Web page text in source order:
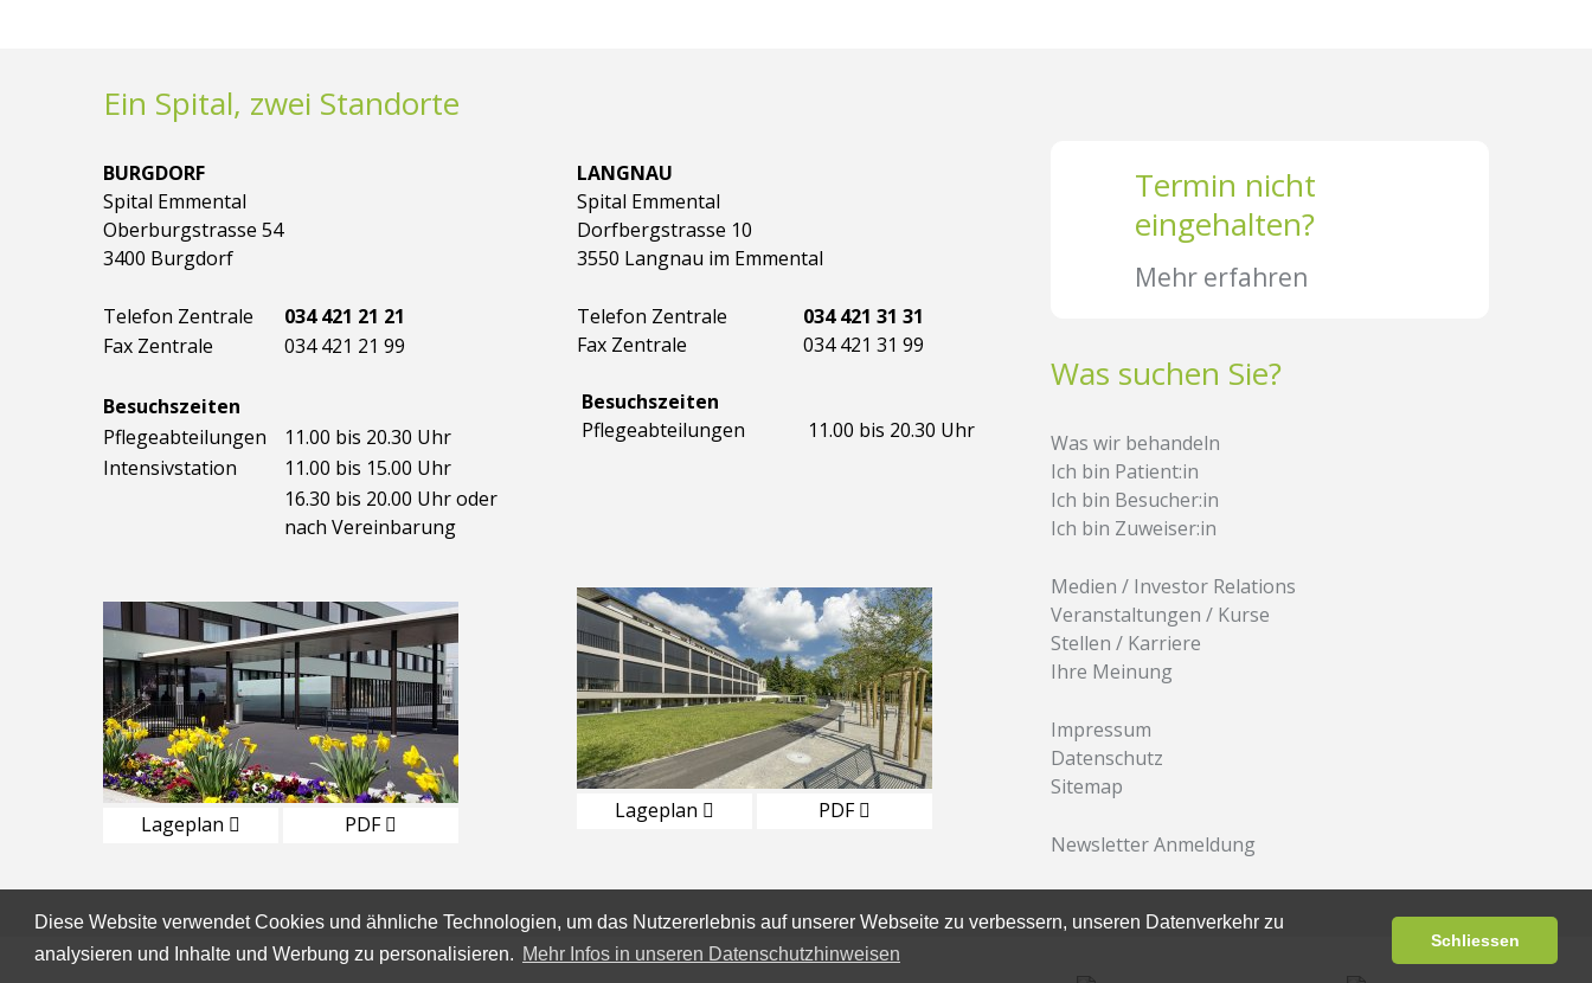
Diese Website verwendet Cookies und ähnliche Technologien, um das Nutzererlebnis auf unserer Webseite zu verbessern, unseren Datenverkehr zu
analysieren und Inhalte und Werbung zu personalisieren. Mehr Infos in unseren Datenschutzhinweisen
Schliessen
Ein Spital, zwei Standorte
BURGDORF
Spital Emmental
Oberburgstrasse 54
3400 Burgdorf
Telefon Zentrale
034 421 21 21
Fax Zentrale
034 421 21 99
Besuchszeiten
Pflegeabteilungen
11.00 bis 20.30 Uhr
Intensivstation
11.00 bis 15.00 Uhr
16.30 bis 20.00 Uhr oder
nach Vereinbarung
Lageplan PDF
LANGNAU
Spital Emmental
Dorfbergstrasse 10
3550 Langnau im Emmental
Telefon Zentrale
034 421 31 31
Fax Zentrale
034 421 31 99
Besuchszeiten
Pflegeabteilungen
11.00 bis 20.30 Uhr
Lageplan PDF
Termin nicht
eingehalten?
Mehr erfahren
Was suchen Sie?
Was wir behandeln
Ich bin Patient:in
Ich bin Besucher:in
Ich bin Zuweiser:in
Medien / Investor Relations
Veranstaltungen / Kurse
Stellen / Karriere
Ihre Meinung
Impressum
Datenschutz
Sitemap
Newsletter Anmeldung